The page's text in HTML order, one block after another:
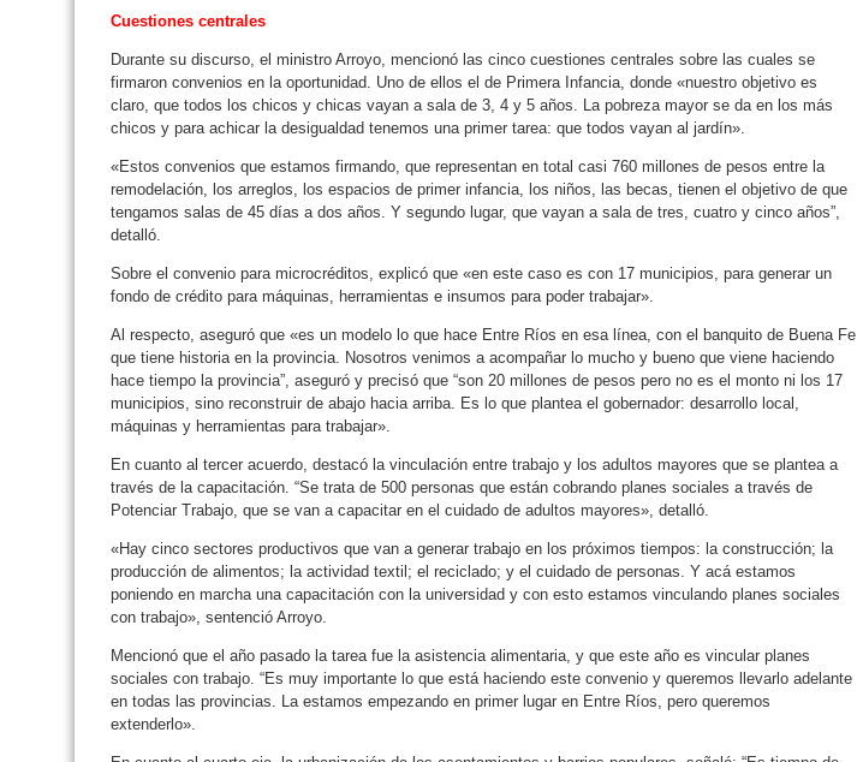
Cuestiones centrales
Durante su discurso, el ministro Arroyo, mencionó las cinco cuestiones centrales sobre las cuales se
firmaron convenios en la oportunidad. Uno de ellos el de Primera Infancia, donde «nuestro objetivo es
claro, que todos los chicos y chicas vayan a sala de 3, 4 y 5 años. La pobreza mayor se da en los más
chicos y para achicar la desigualdad tenemos una primer tarea: que todos vayan al jardín».
«Estos convenios que estamos firmando, que representan en total casi 760 millones de pesos entre la
remodelación, los arreglos, los espacios de primer infancia, los niños, las becas, tienen el objetivo de que
tengamos salas de 45 días a dos años. Y segundo lugar, que vayan a sala de tres, cuatro y cinco años”,
detalló.
Sobre el convenio para microcréditos, explicó que «en este caso es con 17 municipios, para generar un
fondo de crédito para máquinas, herramientas e insumos para poder trabajar».
Al respecto, aseguró que «es un modelo lo que hace Entre Ríos en esa línea, con el banquito de Buena Fe
que tiene historia en la provincia. Nosotros venimos a acompañar lo mucho y bueno que viene haciendo
hace tiempo la provincia”, aseguró y precisó que “son 20 millones de pesos pero no es el monto ni los 17
municipios, sino reconstruir de abajo hacia arriba. Es lo que plantea el gobernador: desarrollo local,
máquinas y herramientas para trabajar».
En cuanto al tercer acuerdo, destacó la vinculación entre trabajo y los adultos mayores que se plantea a
través de la capacitación. “Se trata de 500 personas que están cobrando planes sociales a través de
Potenciar Trabajo, que se van a capacitar en el cuidado de adultos mayores», detalló.
«Hay cinco sectores productivos que van a generar trabajo en los próximos tiempos: la construcción; la
producción de alimentos; la actividad textil; el reciclado; y el cuidado de personas. Y acá estamos
poniendo en marcha una capacitación con la universidad y con esto estamos vinculando planes sociales
con trabajo», sentenció Arroyo.
Mencionó que el año pasado la tarea fue la asistencia alimentaria, y que este año es vincular planes
sociales con trabajo. “Es muy importante lo que está haciendo este convenio y queremos llevarlo adelante
en todas las provincias. La estamos empezando en primer lugar en Entre Ríos, pero queremos
extenderlo».